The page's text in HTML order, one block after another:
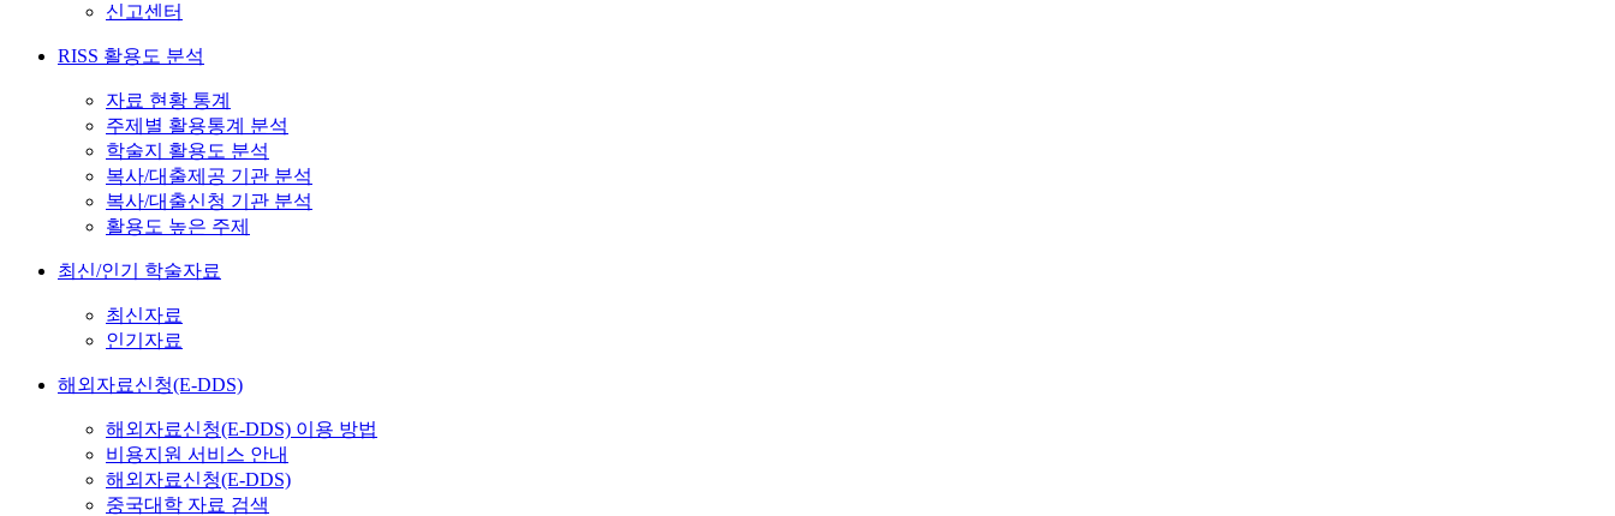
신고센터
RISS 활용도 분석
자료 현황 통계
주제별 활용통계 분석
학술지 활용도 분석
복사/대출제공 기관 분석
복사/대출신청 기관 분석
활용도 높은 주제
최신/인기 학술자료
최신자료
인기자료
해외자료신청(E-DDS)
해외자료신청(E-DDS) 이용 방법
비용지원 서비스 안내
해외자료신청(E-DDS)
중국대학 자료 검색